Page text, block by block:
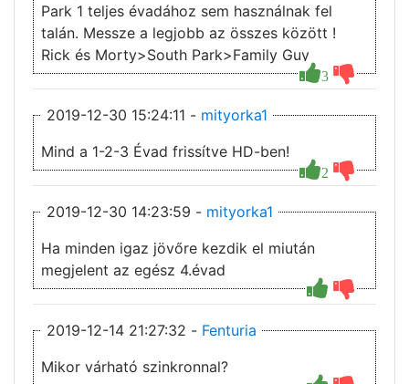
3
Park 1 teljes évadához sem használnak fel
talán. Messze a legjobb az összes között !
Rick és Morty>South Park>Family Guy
2019-12-30 15:24:11 - mityorka1
2
Mind a 1-2-3 Évad frissítve HD-ben!
2019-12-30 14:23:59 - mityorka1
Ha minden igaz jövőre kezdik el miután
megjelent az egész 4.évad
2019-12-14 21:27:32 - Fenturia
Mikor várható szinkronnal?